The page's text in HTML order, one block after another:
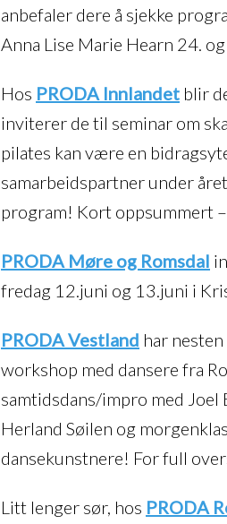
anbefaler dere å sjekke
Anna Lise Marie Hearn 24.
Hos PRODA Innlandet blir
inviterer de til seminar om
pilates kan være en
samarbeidspartner under
program! Kort oppsummert
PRODA Møre og Romsdal
fredag 12.juni og 13.juni i
PRODA Vestland har
workshop med dansere fra
samtidsdans/impro med
Herland Søilen og
dansekunstnere! For full
Litt lenger sør, hos PRODA